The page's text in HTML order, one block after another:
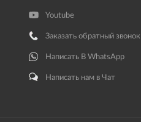
Youtube
Заказать обратный звонок
Написать В WhatsApp
Написать нам в Чат